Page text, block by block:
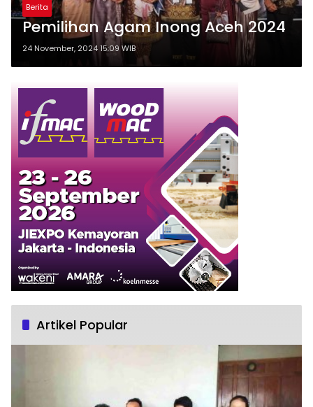
Berita
Pemilihan Agam Inong Aceh 2024
24 November, 2024 15:09 WIB
Artikel Popular